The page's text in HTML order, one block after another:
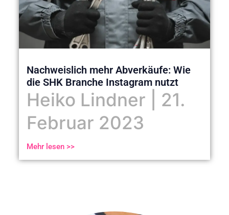
Nachweislich mehr Abverkäufe: Wie
die SHK Branche Instagram nutzt
Heiko Lindner
21.
Februar 2023
Mehr lesen >>